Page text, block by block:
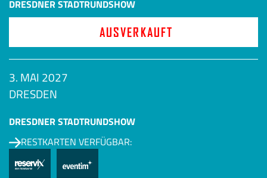
DRESDNER STADTRUNDSHOW
AUSVERKAUFT
3. MAI 2027
DRESDEN
DRESDNER STADTRUNDSHOW
RESTKARTEN VERFÜGBAR: